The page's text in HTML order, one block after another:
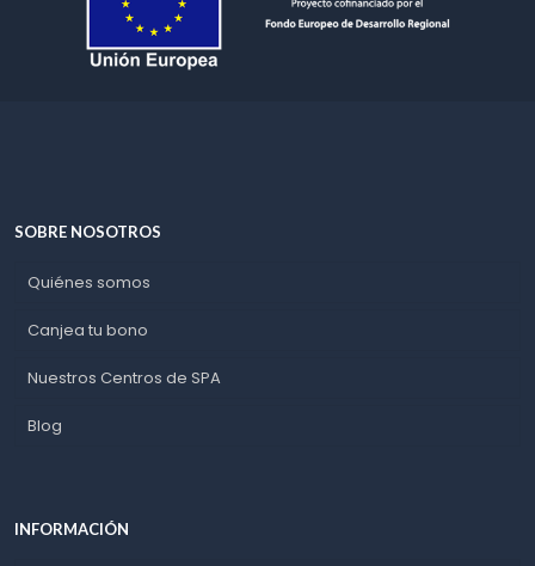
SOBRE NOSOTROS
Quiénes somos
Canjea tu bono
Nuestros Centros de SPA
Blog
INFORMACIÓN